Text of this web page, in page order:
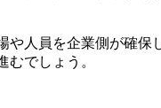
人員を企業側が確
でしょう。